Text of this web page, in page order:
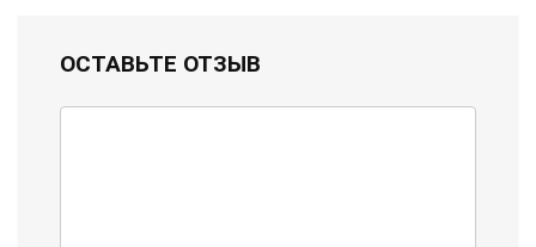
ОСТАВЬТЕ ОТЗЫВ